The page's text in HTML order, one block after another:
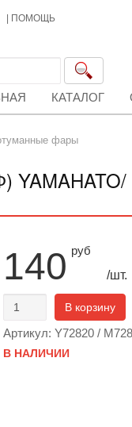
ПОМОЩЬ
КАТАЛОГ
фары
140 руб
/шт.
В корзину
Артикул: Y72820 /
В НАЛИЧИИ